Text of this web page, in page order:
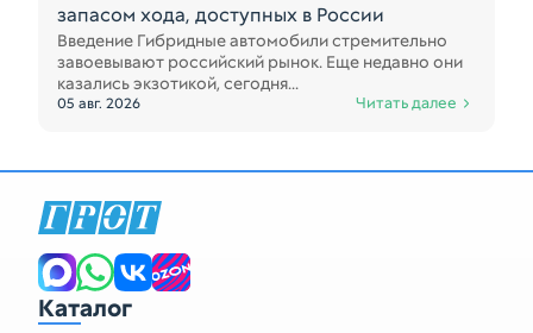
запасом хода, доступных в России
Введение Гибридные автомобили стремительно
завоевывают российский рынок. Еще недавно они
казались экзотикой, сегодня...
05 авг. 2026 Читать далее
Каталог